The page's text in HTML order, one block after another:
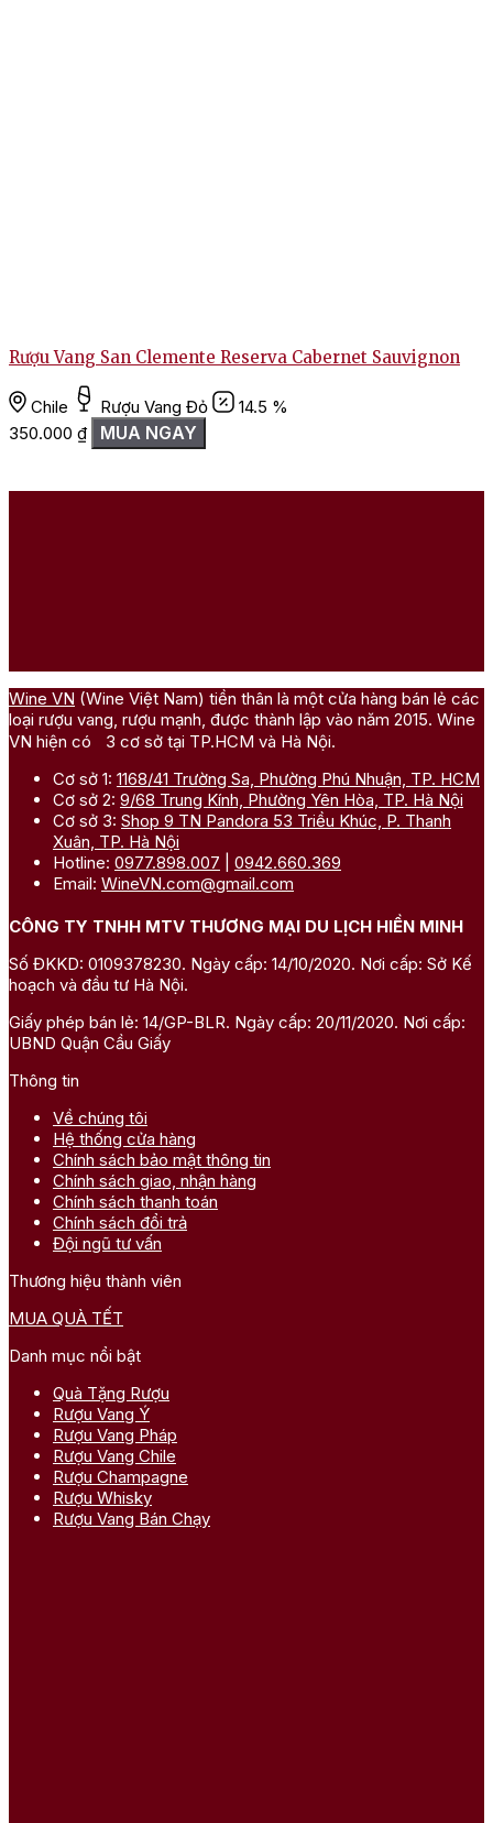
Rượu Vang San Clemente Reserva Cabernet Sauvignon
Chile Rượu Vang Đỏ
14.5 %
350.000 ₫ MUA NGAY
Wine VN (Wine Việt Nam) tiền thân là một cửa hàng bán lẻ các
loại rượu vang, rượu mạnh, được thành lập vào năm 2015. Wine
VN hiện có 3 cơ sở tại TP.HCM và Hà Nội.
Cơ sở 1: 1168/41 Trường Sa, Phường Phú Nhuận, TP. HCM
Cơ sở 2: 9/68 Trung Kính, Phường Yên Hòa, TP. Hà Nội
Cơ sở 3: Shop 9 TN Pandora 53 Triều Khúc, P. Thanh
Xuân, TP. Hà Nội
Hotline: 0977.898.007
0942.660.369
Email: WineVN.com@gmail.com
CÔNG TY TNHH MTV THƯƠNG MẠI DU LỊCH HIỀN MINH
Số ĐKKD: 0109378230. Ngày cấp: 14/10/2020. Nơi cấp: Sở Kế
hoạch và đầu tư Hà Nội.
Giấy phép bán lẻ: 14/GP-BLR. Ngày cấp: 20/11/2020. Nơi cấp:
UBND Quận Cầu Giấy
Thông tin
Về chúng tôi
Hệ thống cửa hàng
Chính sách bảo mật thông tin
Chính sách giao, nhận hàng
Chính sách thanh toán
Chính sách đổi trả
Đội ngũ tư vấn
Thương hiệu thành viên
MUA QUÀ TẾT
Danh mục nổi bật
Quà Tặng Rượu
Rượu Vang Ý
Rượu Vang Pháp
Rượu Vang Chile
Rượu Champagne
Rượu Whisky
Rượu Vang Bán Chạy